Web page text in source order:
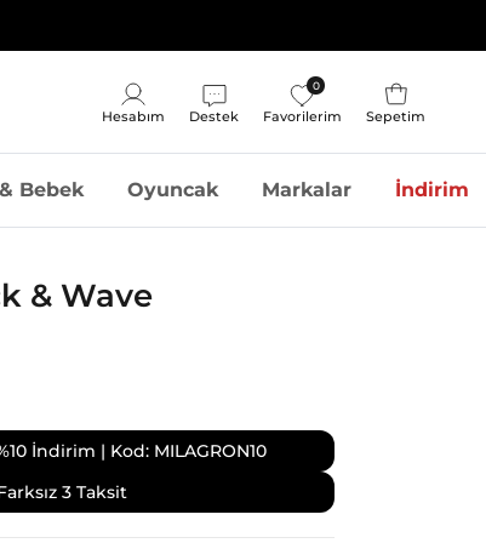
Hesabım Destek
0
Favorilerim
Sepet
Sepetim
Bebek Oyuncak Markalar İndirim
& Wave
İndirim | Kod: MILAGRON10
3 Taksit